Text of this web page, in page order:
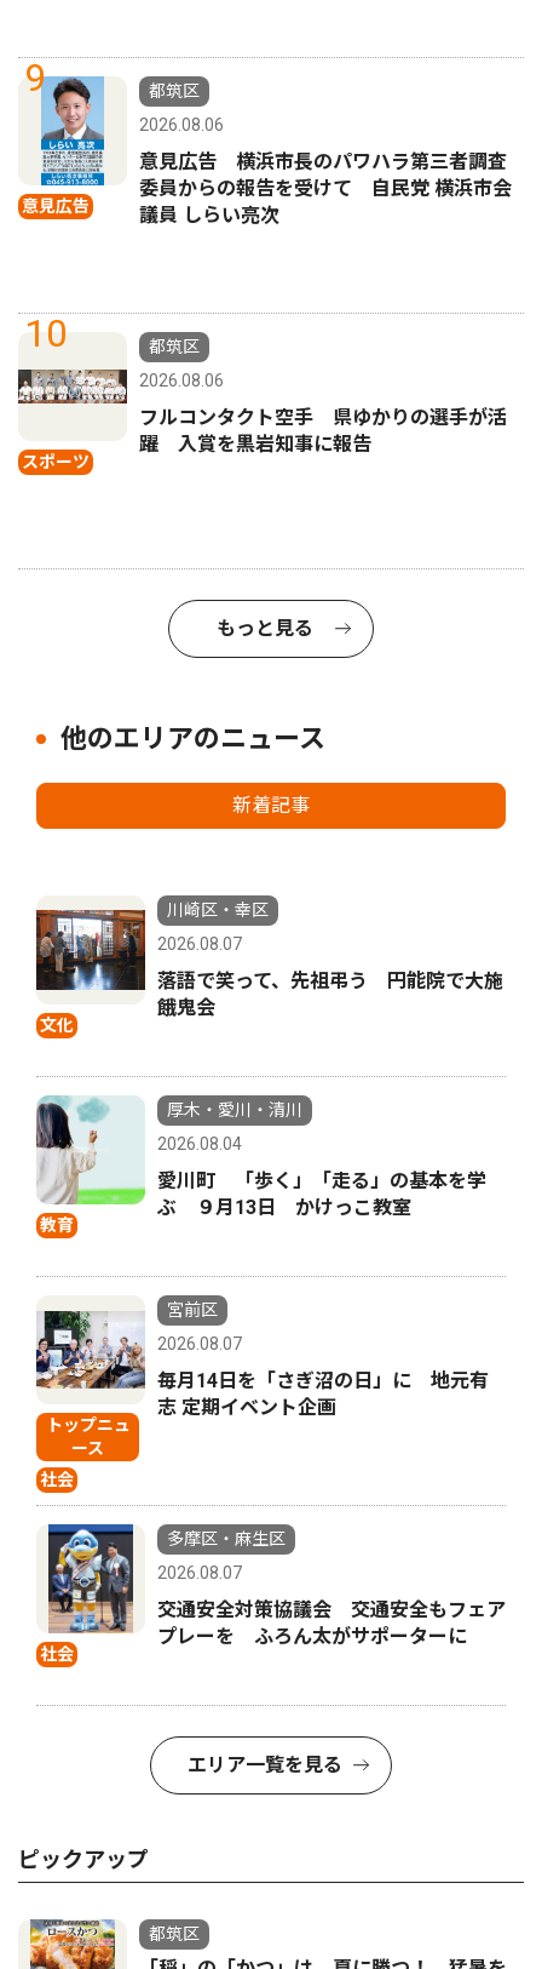
9
意見広告
都筑区
2026.08.06
意見広告 横浜市長のパワハラ第三者調査
委員からの報告を受けて 自民党 横浜市会
議員 しらい亮次
10
スポーツ
都筑区
2026.08.06
フルコンタクト空手 県ゆかりの選手が活
躍 入賞を黒岩知事に報告
もっと見る
他のエリアのニュース
新着記事
文化
川崎区・幸区
2026.08.07
落語で笑って、先祖弔う 円能院で大施
餓鬼会
教育
厚木・愛川・清川
2026.08.04
愛川町 「歩く」「走る」の基本を学
ぶ ９月13日 かけっこ教室
トップニュ
ース
社会
宮前区
2026.08.07
毎月14日を「さぎ沼の日」に 地元有
志 定期イベント企画
社会
多摩区・麻生区
2026.08.07
交通安全対策協議会 交通安全もフェア
プレーを ふろん太がサポーターに
エリア一覧を見る
ピックアップ
都筑区